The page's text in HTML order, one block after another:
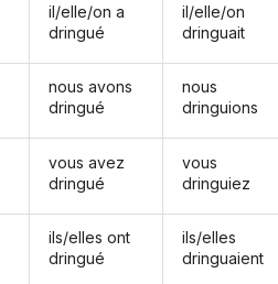
il/elle/on a
dringué
nous avons
dringué
vous avez
dringué
ils/elles ont
dringué
il/elle/on
dringuait
nous
dringuions
vous
dringuiez
ils/elles
dringuaient